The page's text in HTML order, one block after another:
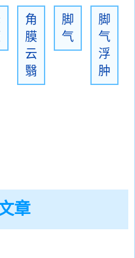
角
膜
云
翳
脚
气
脚
气
浮
肿
章